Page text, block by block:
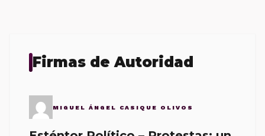
Firmas de Autoridad
MIGUEL ÁNGEL CASIQUE OLIVOS